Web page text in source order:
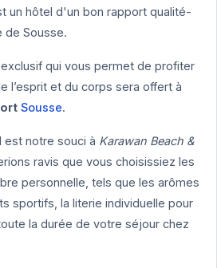
un hôtel d'un bon rapport qualité-
de Sousse.
qui vous permet de profiter
l’esprit et du corps sera offert à
Sousse.
est notre souci à Karawan Beach &
ravis que vous choisissiez les
personnelle, tels que les arômes
sportifs, la literie individuelle pour
la durée de votre séjour chez